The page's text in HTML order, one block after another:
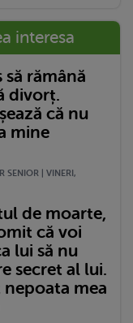
interesa
să rămână
divorț.
că nu
mine
SENIOR | VINERI,
de moarte,
că voi
lui să nu
secret al lui.
nepoata mea